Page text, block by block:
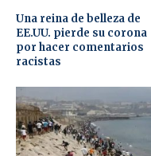
Una reina de belleza de
EE.UU. pierde su corona
por hacer comentarios
racistas